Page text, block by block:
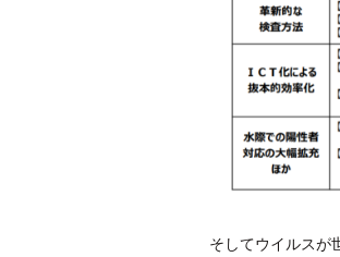
そしてウイルスが